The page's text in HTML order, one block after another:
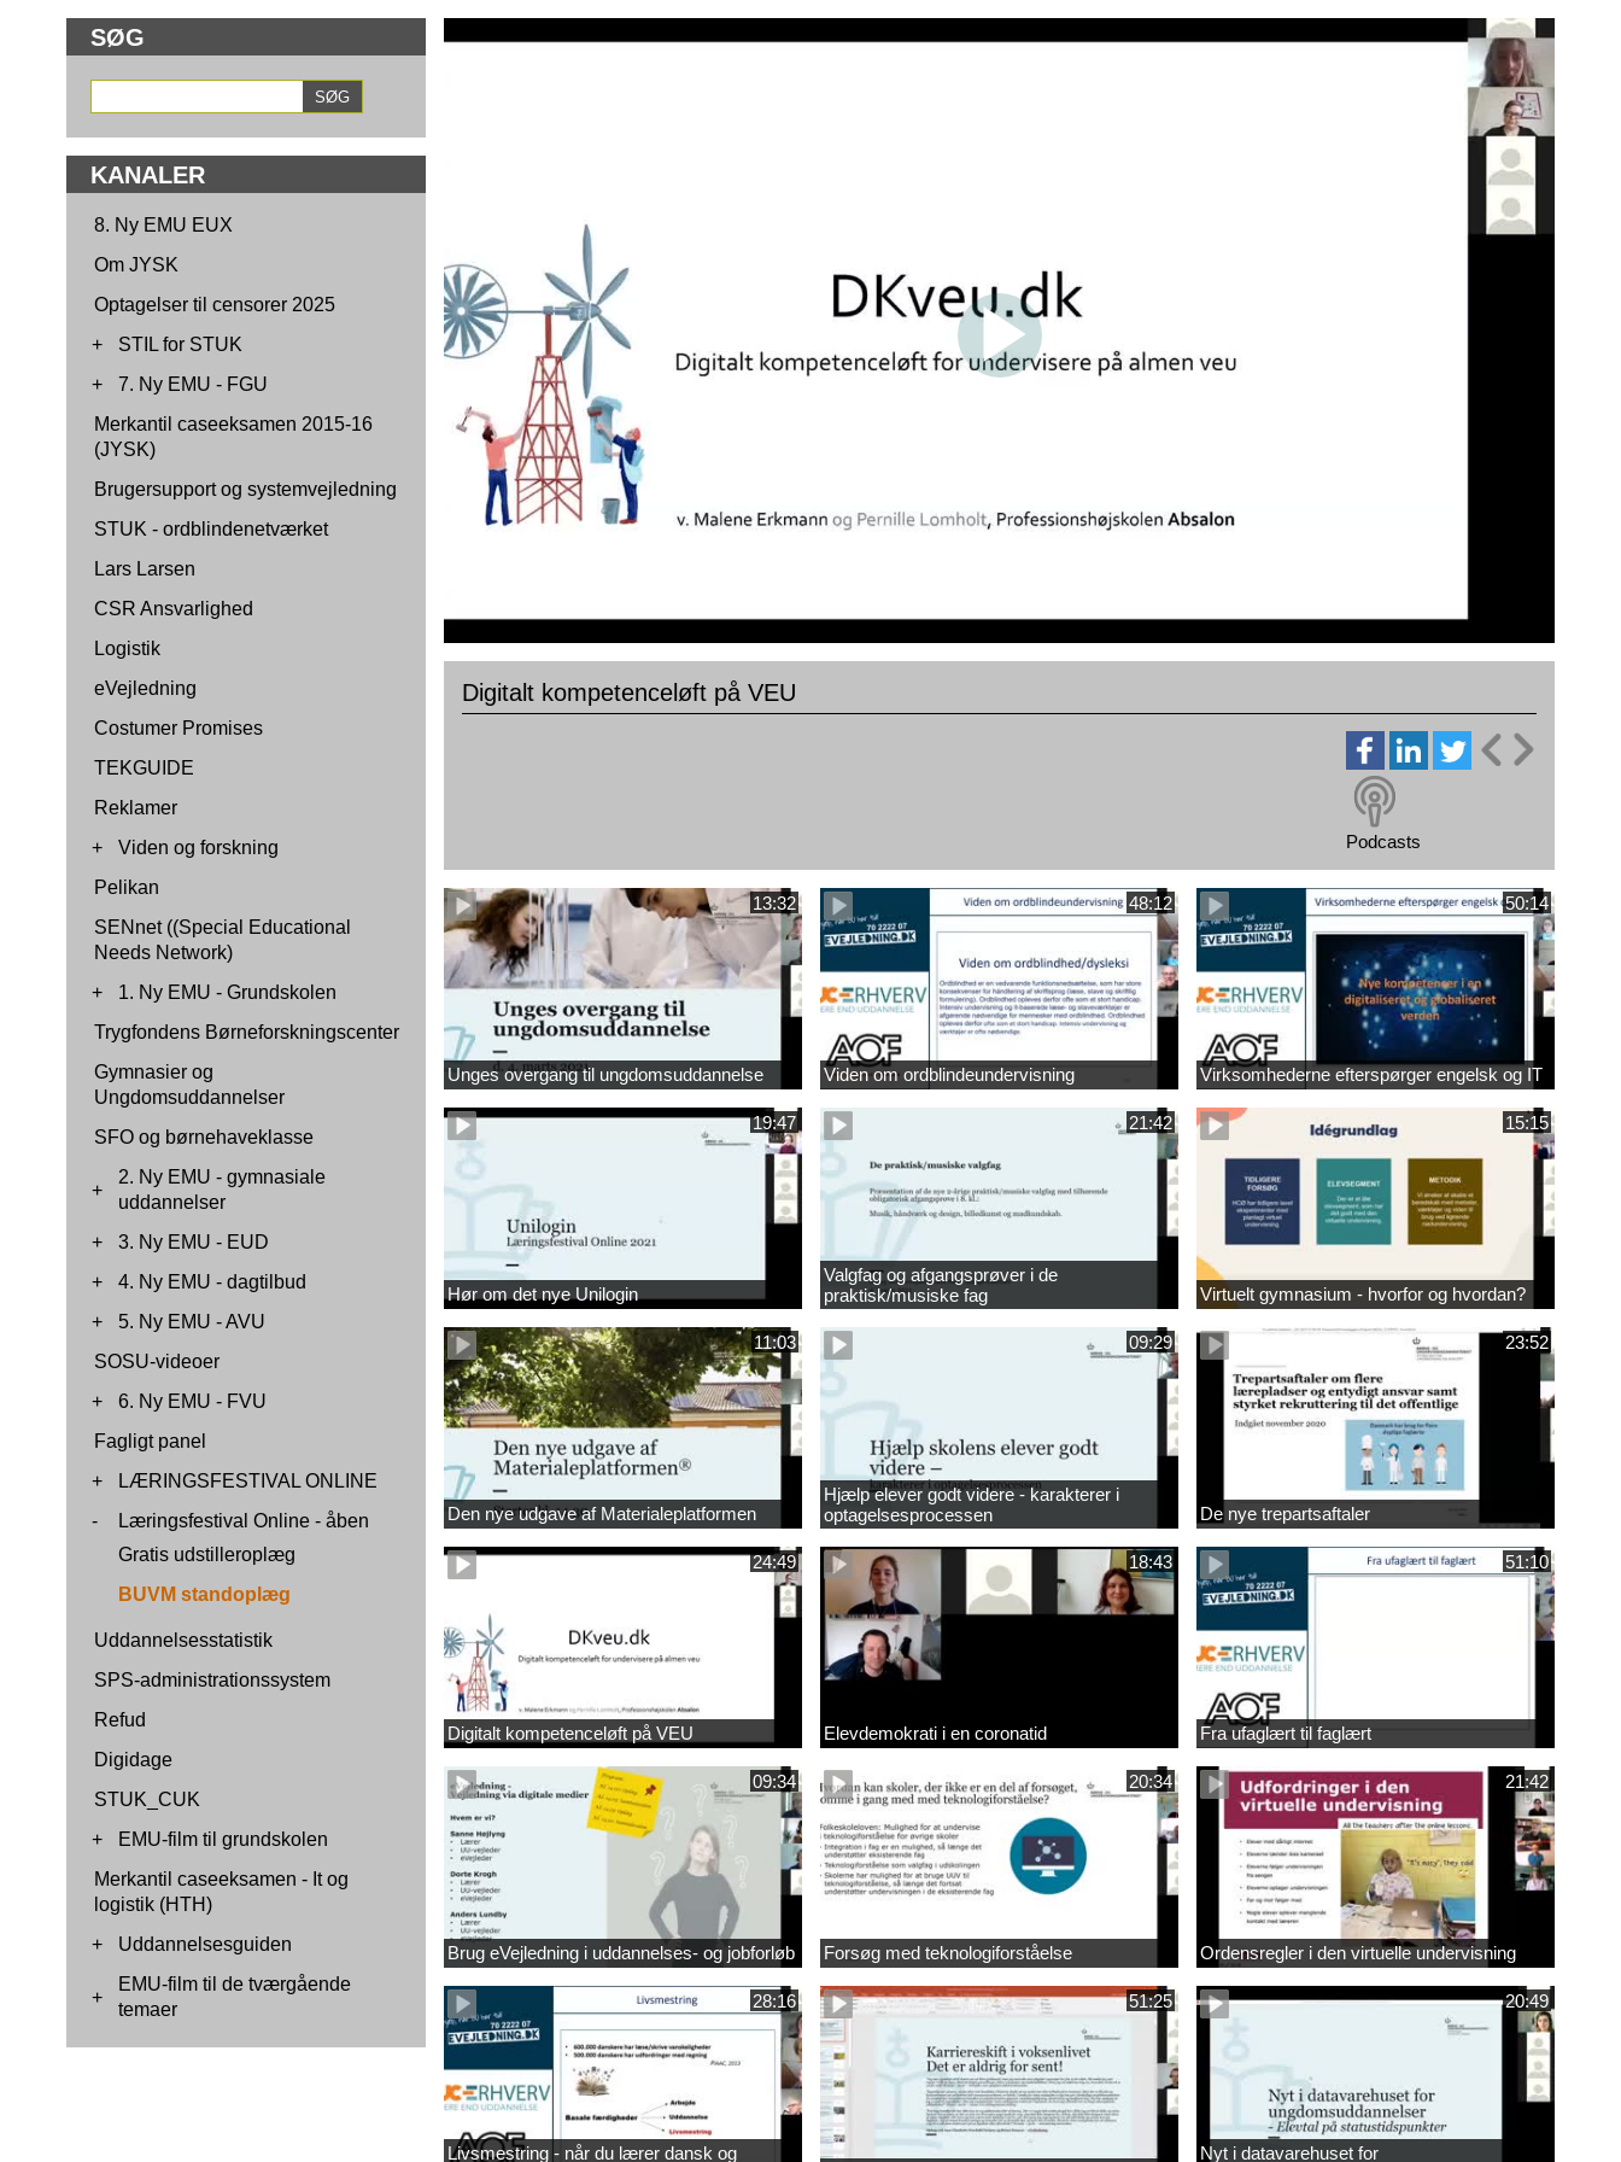
SØG
KANALER
8. Ny EMU EUX
Om JYSK
Optagelser til censorer 2025
+
STIL for STUK
+
7. Ny EMU - FGU
Merkantil caseeksamen 2015-16
(JYSK)
Brugersupport og systemvejledning
STUK - ordblindenetværket
Lars Larsen
CSR Ansvarlighed
Logistik
eVejledning
Costumer Promises
TEKGUIDE
Reklamer
+
Viden og forskning
Pelikan
SENnet ((Special Educational
Needs Network)
+
1. Ny EMU - Grundskolen
Trygfondens Børneforskningscenter
Gymnasier og
Ungdomsuddannelser
SFO og børnehaveklasse
+
2. Ny EMU - gymnasiale
uddannelser
+
3. Ny EMU - EUD
+
4. Ny EMU - dagtilbud
+
5. Ny EMU - AVU
SOSU-videoer
+
6. Ny EMU - FVU
Fagligt panel
+
LÆRINGSFESTIVAL ONLINE
-
Læringsfestival Online - åben
Gratis udstilleroplæg
BUVM standoplæg
Uddannelsesstatistik
SPS-administrationssystem
Refud
Digidage
STUK_CUK
+
EMU-film til grundskolen
Merkantil caseeksamen - It og
logistik (HTH)
+
Uddannelsesguiden
+
EMU-film til de tværgående
temaer
Digitalt kompetenceløft på VEU
Podcasts
13:32
Unges overgang til ungdomsuddannelse
48:12
Viden om ordblindeundervisning
50:14
Virksomhederne efterspørger engelsk og IT
19:47
Hør om det nye Unilogin
21:42
Valgfag og afgangsprøver i de
praktisk/musiske fag
15:15
Virtuelt gymnasium - hvorfor og hvordan?
11:03
Den nye udgave af Materialeplatformen
09:29
Hjælp elever godt videre - karakterer i
optagelsesprocessen
23:52
De nye trepartsaftaler
24:49
Digitalt kompetenceløft på VEU
18:43
Elevdemokrati i en coronatid
51:10
Fra ufaglært til faglært
09:34
Brug eVejledning i uddannelses- og jobforløb
20:34
Forsøg med teknologiforståelse
21:42
Ordensregler i den virtuelle undervisning
28:16
Livsmestring - når du lærer dansk og
51:25 20:49
Nyt i datavarehuset for